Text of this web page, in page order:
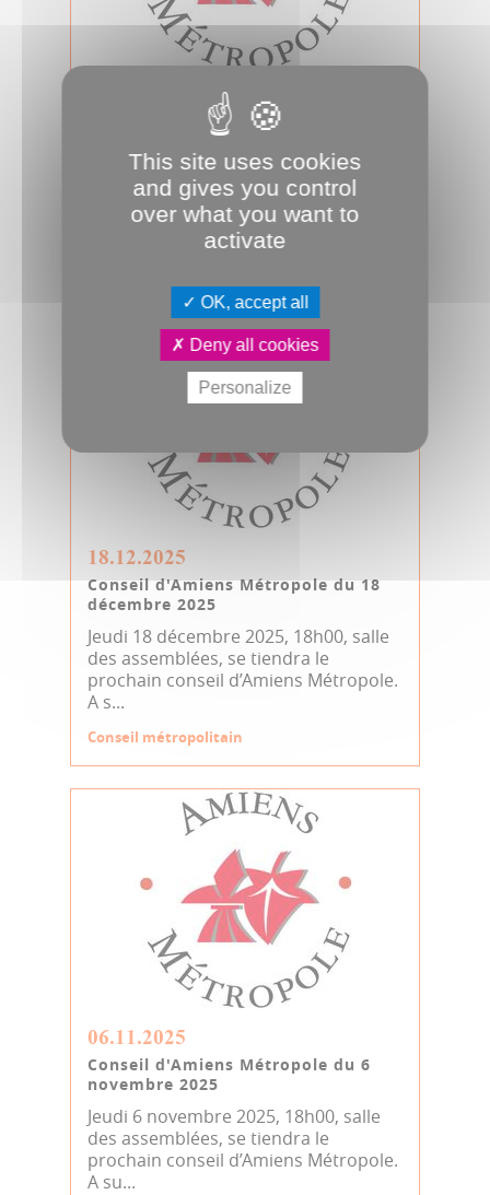
Conseil d'Amiens Métropole du 12
Jeudi 12 février 2026, 18h00, salle des
assemblées, se tiendra le prochain
conseil d’Amiens Métropole. A su...
18.12.2025
Conseil d'Amiens Métropole du 18
décembre 2025
Jeudi 18 décembre 2025, 18h00, salle
des assemblées, se tiendra le
prochain conseil d’Amiens Métropole.
A s...
Conseil métropolitain
06.11.2025
Conseil d'Amiens Métropole du 6
novembre 2025
Jeudi 6 novembre 2025, 18h00, salle
des assemblées, se tiendra le
prochain conseil d’Amiens Métropole.
A su...
This site uses cookies
and gives you control
over what you want to
activate
OK, accept all
Deny all cookies
Personalize